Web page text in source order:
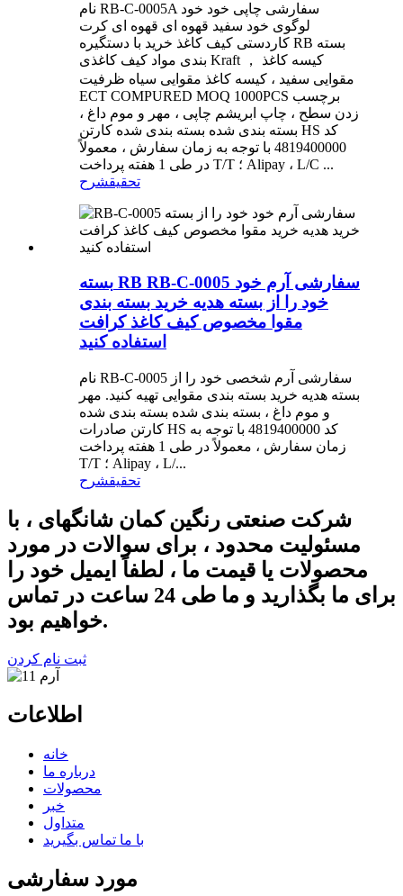
نام RB-C-0005A سفارشی چاپی خود خود
لوگوی خود سفید قهوه ای قهوه ای کرت
کاردستی کیف کاغذ خرید با دستگیره RB بسته
بندی مواد کیف کاغذی Kraft ， کیسه کاغذ
مقوایی سفید ، کیسه کاغذ مقوایی سیاه ظرفیت
ECT COMPURED MOQ 1000PCS برچسب
زدن سطح ، چاپ ابریشم چاپی ، مهر و موم داغ ،
بسته بندی شده بسته بندی شده کارتن HS کد
4819400000 با توجه به زمان سفارش ، معمولاً
در طی 1 هفته پرداخت T/T ؛ Alipay ، L/C ...
تحقیقشرح
بسته RB RB-C-0005 سفارشی آرم خود
خود را از بسته هدیه خرید بسته بندی
مقوا مخصوص کیف کاغذ کرافت
استفاده کنید
نام RB-C-0005 سفارشی آرم شخصی خود را از
بسته هدیه خرید بسته بندی مقوایی تهیه کنید. مهر
و موم داغ ، بسته بندی شده بسته بندی شده
کارتن صادرات HS کد 4819400000 با توجه به
زمان سفارش ، معمولاً در طی 1 هفته پرداخت
T/T ؛ Alipay ، L/...
تحقیقشرح
شرکت صنعتی رنگین کمان شانگهای ، با
مسئولیت محدود ، برای سوالات در مورد
محصولات یا قیمت ما ، لطفاً ایمیل خود را
برای ما بگذارید و ما طی 24 ساعت در تماس
خواهیم بود.
ثبت نام کردن
اطلاعات
خانه
درباره ما
محصولات
خبر
متداول
با ما تماس بگیرید
مورد سفارشی